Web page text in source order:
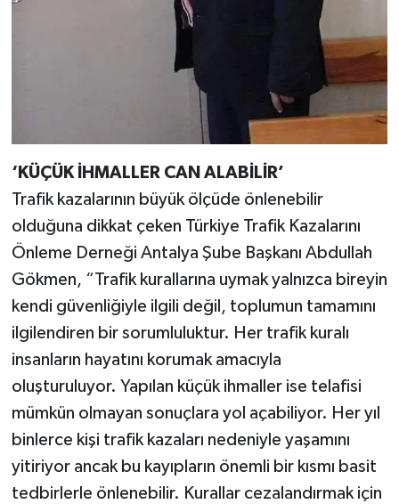
‘KÜÇÜK İHMALLER CAN ALABİLİR’
Trafik kazalarının büyük ölçüde önlenebilir
olduğuna dikkat çeken Türkiye Trafik Kazalarını
Önleme Derneği Antalya Şube Başkanı Abdullah
Gökmen, “Trafik kurallarına uymak yalnızca bireyin
kendi güvenliğiyle ilgili değil, toplumun tamamını
ilgilendiren bir sorumluluktur. Her trafik kuralı
insanların hayatını korumak amacıyla
oluşturuluyor. Yapılan küçük ihmaller ise telafisi
mümkün olmayan sonuçlara yol açabiliyor. Her yıl
binlerce kişi trafik kazaları nedeniyle yaşamını
yitiriyor ancak bu kayıpların önemli bir kısmı basit
tedbirlerle önlenebilir. Kurallar cezalandırmak için